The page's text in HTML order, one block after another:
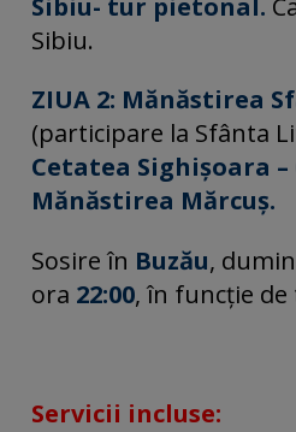
Sibiu- tur pietonal.
Sibiu.
ZIUA 2: Mănăstirea
(participare la Sfânta
Cetatea Sighișoara –
Mănăstirea Mărcuș.
Sosire în Buzău,
ora 22:00, în funcție de
Servicii incluse: